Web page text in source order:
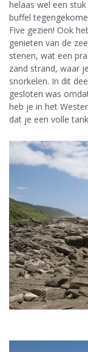
helaas wel een
buffel
Five gezien! Ook
genieten van de
stenen, wat een
zand strand, waar
snorkelen. In dit
gesloten was
heb je in het
dat je een volle